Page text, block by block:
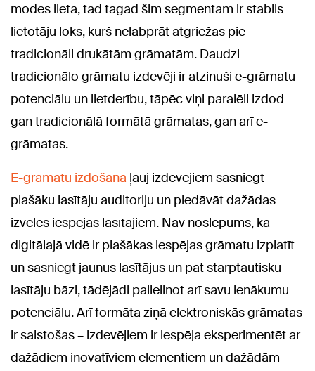
modes lieta, tad tagad šim segmentam ir stabils
lietotāju loks, kurš nelabprāt atgriežas pie
tradicionāli drukātām grāmatām. Daudzi
tradicionālo grāmatu izdevēji ir atzinuši e-grāmatu
potenciālu un lietderību, tāpēc viņi paralēli izdod
gan tradicionālā formātā grāmatas, gan arī e-
grāmatas.
E-grāmatu izdošana ļauj izdevējiem sasniegt
plašāku lasītāju auditoriju un piedāvāt dažādas
izvēles iespējas lasītājiem. Nav noslēpums, ka
digitālajā vidē ir plašākas iespējas grāmatu izplatīt
un sasniegt jaunus lasītājus un pat starptautisku
lasītāju bāzi, tādējādi palielinot arī savu ienākumu
potenciālu. Arī formāta ziņā elektroniskās grāmatas
ir saistošas – izdevējiem ir iespēja eksperimentēt ar
dažādiem inovatīviem elementiem un dažādām